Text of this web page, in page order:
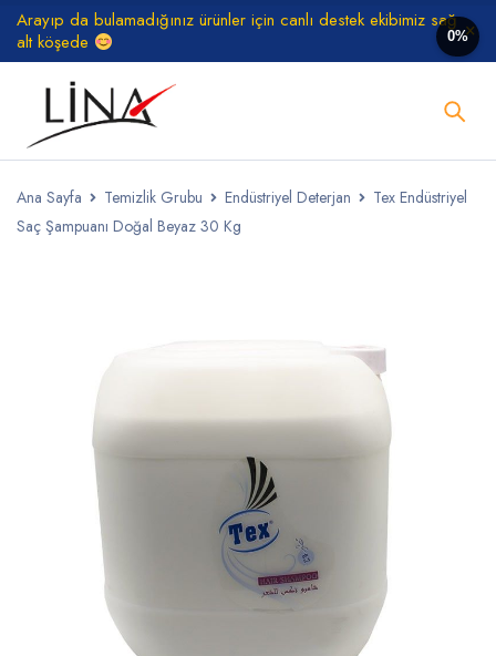
Arayıp da bulamadığınız ürünler için canlı destek ekibimiz sağ
alt köşede
Ana Sayfa Temizlik Grubu Endüstriyel Deterjan
Tex Endüstriyel
Saç Şampuanı Doğal Beyaz 30 Kg
0%